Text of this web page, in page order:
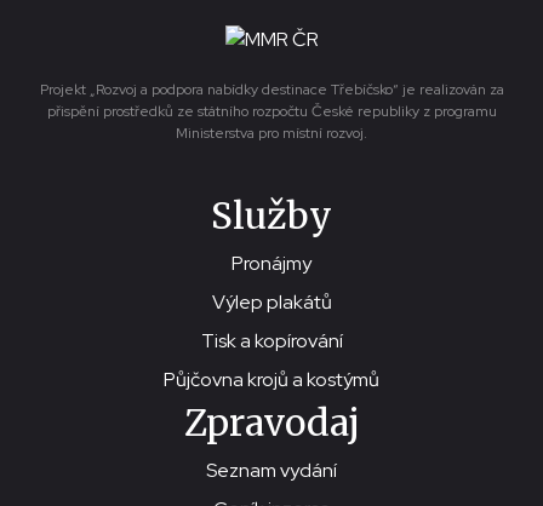
Projekt „Rozvoj a podpora nabídky destinace Třebíčsko“ je realizován za
přispění prostředků ze státního rozpočtu České republiky z programu
Ministerstva pro místní rozvoj.
Služby
Pronájmy
Výlep plakátů
Tisk a kopírování
Půjčovna krojů a kostýmů
Zpravodaj
Seznam vydání